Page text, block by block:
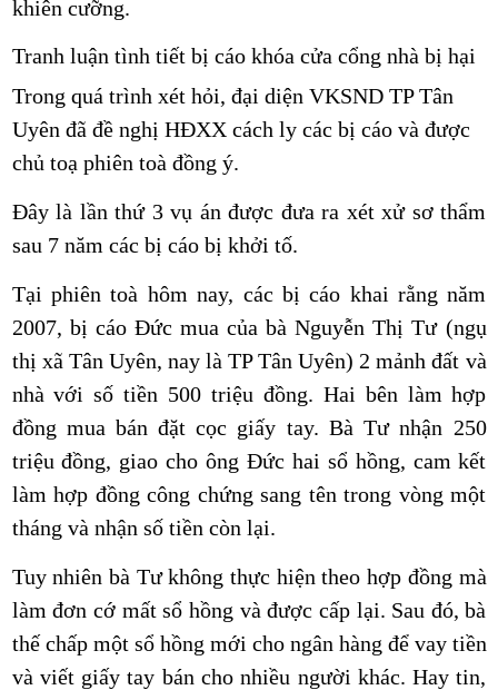
khiên cưỡng.
Tranh luận tình tiết bị cáo khóa cửa cổng nhà bị hại
Trong quá trình xét hỏi, đại diện VKSND TP Tân
Uyên đã đề nghị HĐXX cách ly các bị cáo và được
chủ toạ phiên toà đồng ý.
Đây là lần thứ 3 vụ án được đưa ra xét xử sơ thẩm
sau 7 năm các bị cáo bị khởi tố.
Tại phiên toà hôm nay, các bị cáo khai rằng năm
2007, bị cáo Đức mua của bà Nguyễn Thị Tư (ngụ
thị xã Tân Uyên, nay là TP Tân Uyên) 2 mảnh đất và
nhà với số tiền 500 triệu đồng. Hai bên làm hợp
đồng mua bán đặt cọc giấy tay. Bà Tư nhận 250
triệu đồng, giao cho ông Đức hai sổ hồng, cam kết
làm hợp đồng công chứng sang tên trong vòng một
tháng và nhận số tiền còn lại.
Tuy nhiên bà Tư không thực hiện theo hợp đồng mà
làm đơn cớ mất sổ hồng và được cấp lại. Sau đó, bà
thế chấp một sổ hồng mới cho ngân hàng để vay tiền
và viết giấy tay bán cho nhiều người khác. Hay tin,